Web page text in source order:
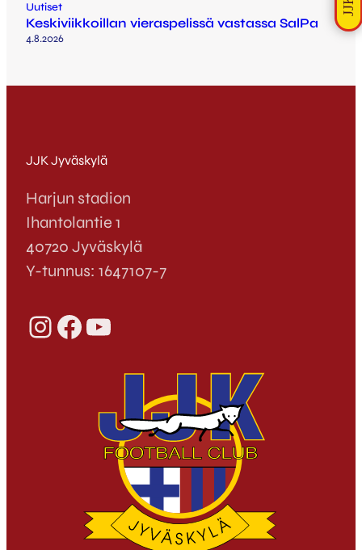
Uutiset
Keskiviikkoillan vieraspelissä vastassa SalPa
4.8.2026
JJK Jyväskylä
Harjun stadion
Ihantolantie 1
40720 Jyväskylä
Y-tunnus: 1647107-7
InstagramFacebook YouTube